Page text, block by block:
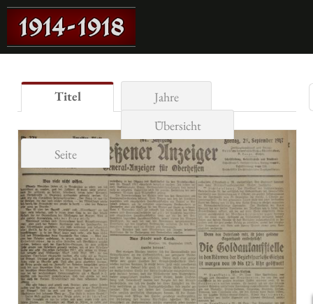
Titel
Jahre
Übersicht
Seite